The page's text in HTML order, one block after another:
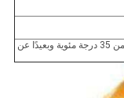
عام واحد في بيئة جافة وباردة أقل من 35 درجة مئوية وبعيدًا عن